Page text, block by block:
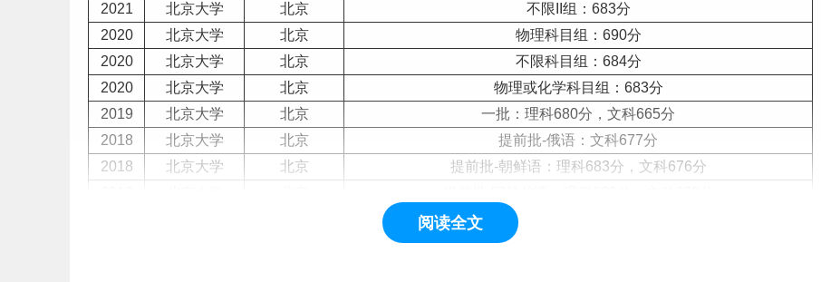
2021
北京大学 北京
不限II组：683分
2020
北京大学 北京
物理科目组：690分
2020
北京大学 北京
不限科目组：684分
2020
北京大学 北京
物理或化学科目组：683分
2019
北京大学 北京
一批：理科680分，文科665分
2018
北京大学 北京
提前批-俄语：文科677分
2018
北京大学 北京
提前批-朝鲜语：理科683分，文科676分
提前批-日语：理科684分，文科676分
提前批-西班牙语：理科684分，文科678分
阅读全文